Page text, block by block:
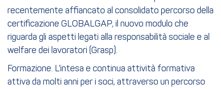
recentemente affiancato al consolidato percorso della
certificazione GLOBALGAP, il nuovo modulo che
riguarda gli aspetti legati alla responsabilità sociale e al
welfare dei lavoratori (Grasp).
Formazione. L’intesa e continua attività formativa
attiva da molti anni per i soci, attraverso un percorso